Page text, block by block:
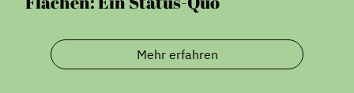
Mehr erfahren